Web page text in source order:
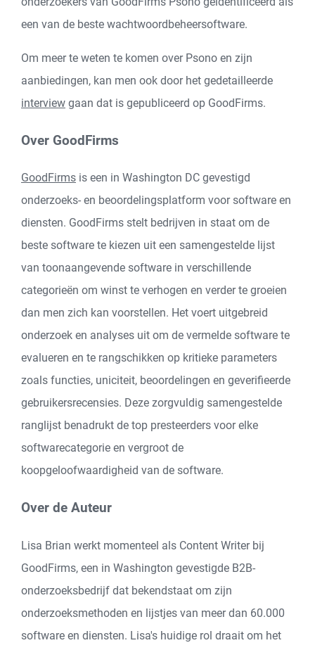
een van de beste wachtwoordbeheersoftware.
Om meer te weten te komen over Psono en zijn
aanbiedingen, kan men ook door het gedetailleerde
interview gaan dat is gepubliceerd op GoodFirms.
Over GoodFirms
GoodFirms is een in Washington DC gevestigd
onderzoeks- en beoordelingsplatform voor software en
diensten. GoodFirms stelt bedrijven in staat om de
beste software te kiezen uit een samengestelde lijst
van toonaangevende software in verschillende
categorieën om winst te verhogen en verder te groeien
dan men zich kan voorstellen. Het voert uitgebreid
onderzoek en analyses uit om de vermelde software te
evalueren en te rangschikken op kritieke parameters
zoals functies, uniciteit, beoordelingen en geverifieerde
gebruikersrecensies. Deze zorgvuldig samengestelde
ranglijst benadrukt de top presteerders voor elke
softwarecategorie en vergroot de
koopgeloofwaardigheid van de software.
Over de Auteur
Lisa Brian werkt momenteel als Content Writer bij
GoodFirms, een in Washington gevestigde B2B-
onderzoeksbedrijf dat bekendstaat om zijn
onderzoeksmethoden en lijstjes van meer dan 60.000
software en diensten. Lisa's huidige rol draait om het